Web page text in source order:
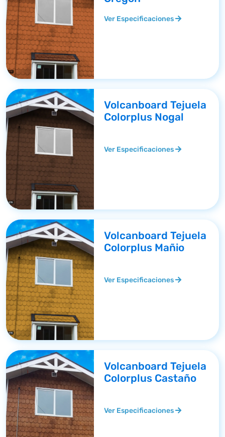
Ver Especificaciones
Volcanboard Tejuela
Colorplus Nogal
Ver Especificaciones
Volcanboard Tejuela
Colorplus Mañio
Ver Especificaciones
Volcanboard Tejuela
Colorplus Castaño
Ver Especificaciones